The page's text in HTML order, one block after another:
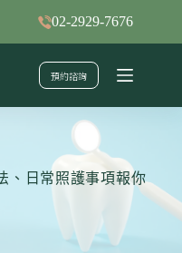
02-2929-7676
預約諮詢
、日常照護事項報你